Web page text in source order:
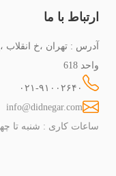
ارتباط با ما
آدرس : تهران ،خ انقلاب
واحد 618
۰۲۱-۹۱۰۰۲۶۴۰
info@didnegar.com
ساعات کاری : شنبه تا چهارشنبه 9 الی 18 |